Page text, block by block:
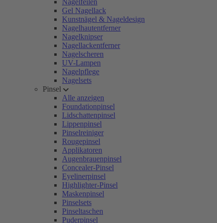
Nagelfeilen
Gel Nagellack
Kunstnägel & Nageldesign
Nagelhautentferner
Nagelknipser
Nagellackentferner
Nagelscheren
UV-Lampen
Nagelpflege
Nagelsets
Pinsel
Alle anzeigen
Foundationpinsel
Lidschattenpinsel
Lippenpinsel
Pinselreiniger
Rougepinsel
Applikatoren
Augenbrauenpinsel
Concealer-Pinsel
Eyelinerpinsel
Highlighter-Pinsel
Maskenpinsel
Pinselsets
Pinseltaschen
Puderpinsel